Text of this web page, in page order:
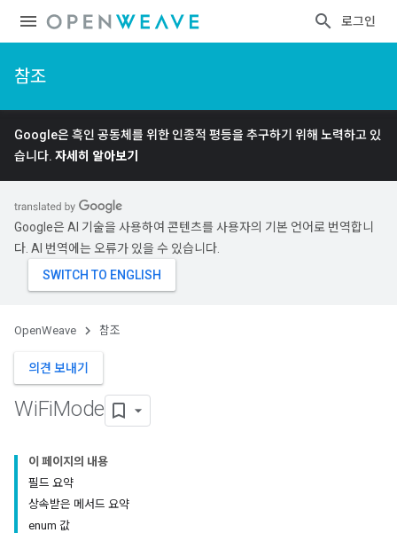
로그인
참조
Google은 흑인 공동체를 위한 인종적 평등을 추구하기 위해 노력하고 있
습니다. 자세히 알아보기
Google은 AI 기술을 사용하여 콘텐츠를 사용자의 기본 언어로 번역합니
다. AI 번역에는 오류가 있을 수 있습니다.
OpenWeave 참조
의견 보내기
WiFiMode
이 페이지의 내용
필드 요약
상속받은 메서드 요약
enum 값